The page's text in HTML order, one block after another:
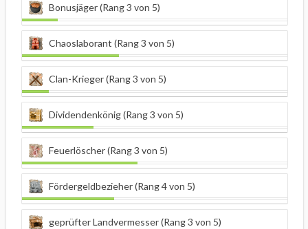
Bonusjäger (Rang 3 von 5)
Chaoslaborant (Rang 3 von 5)
Clan-Krieger (Rang 3 von 5)
Dividendenkönig (Rang 3 von 5)
Feuerlöscher (Rang 3 von 5)
Fördergeldbezieher (Rang 4 von 5)
geprüfter Landvermesser (Rang 3 von 5)